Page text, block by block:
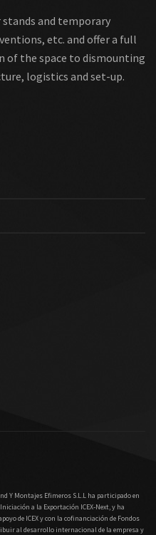
stands and temporary
etc. and offer a full
of the space to dismounting
logistics and set-up.
Y Montajes Efimeros S.L.L ha participado en
a la Exportación ICEX‐Next, y ha
de ICEX y con la cofinanciación de Fondos
al desarrollo internacional de la empresa y